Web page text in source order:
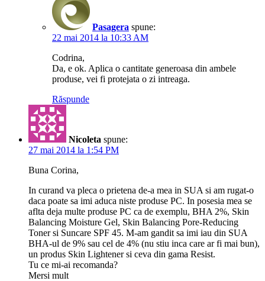
Pasagera spune:
22 mai 2014 la 10:33 AM
Codrina,
Da, e ok. Aplica o cantitate generoasa din ambele
produse, vei fi protejata o zi intreaga.
Răspunde
Nicoleta spune:
27 mai 2014 la 1:54 PM
Buna Corina,
In curand va pleca o prietena de-a mea in SUA si am rugat-o
daca poate sa imi aduca niste produse PC. In posesia mea se
aflta deja multe produse PC ca de exemplu, BHA 2%, Skin
Balancing Moisture Gel, Skin Balancing Pore-Reducing
Toner si Suncare SPF 45. M-am gandit sa imi iau din SUA
BHA-ul de 9% sau cel de 4% (nu stiu inca care ar fi mai bun),
un produs Skin Lightener si ceva din gama Resist.
Tu ce mi-ai recomanda?
Mersi mult